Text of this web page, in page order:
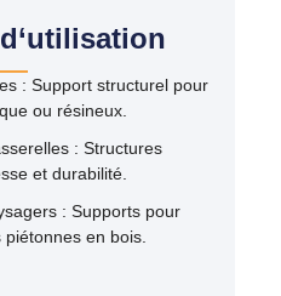
: Support structurel pour
ou résineux.​
: Structures
et durabilité.​
: Supports pour
en bois.